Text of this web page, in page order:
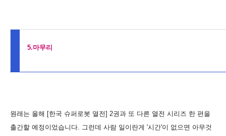
5.마무리
원래는 올해 [한국 슈퍼로봇 열전] 2권과 또 다른 열전 시리즈 한 편을
출간할 예정이었습니다. 그런데 사람 일이란게 '시간'이 없으면 아무것